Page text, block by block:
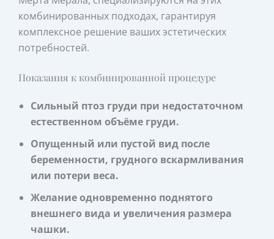
комбинированных подходах, гарантируя
комплексное решение ваших эстетических
потребностей.
Показания к комбинированной процедуре
Сильный птоз груди при недостаточном
естественном объёме груди.
Опущенный или пустой вид после
беременности, грудного вскармливания
или потери веса.
Желание одновременно поднятого
внешнего вида и увеличения размера
чашки.